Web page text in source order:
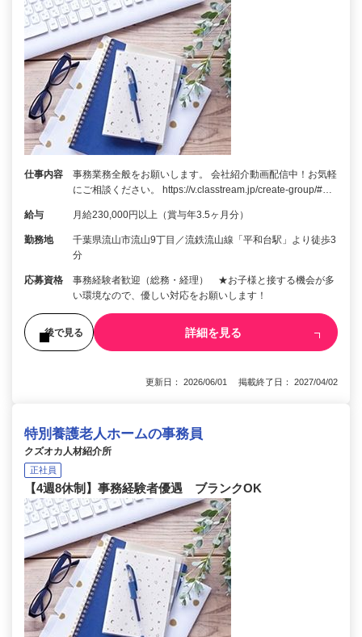
仕事内容
事務業務全般をお願いします。 会社紹介動画配信中！お気軽
にご相談ください。 https://v.classtream.jp/create-group/#…
給与 月給230,000円以上（賞与年3.5ヶ月分）
勤務地
千葉県流山市流山9丁目／流鉄流山線「平和台駅」より徒歩3
分
応募資格
事務経験者歓迎（総務・経理） ★お子様と接する機会が多
い環境なので、優しい対応をお願いします！
後で見る 詳細を見る
更新日： 2026/06/01 掲載終了日： 2027/04/02
特別養護老人ホームの事務員
クズオカ人材紹介所
正社員
【4週8休制】事務経験者優遇 ブランクOK